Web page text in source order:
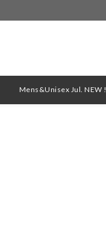
Mens&Unisex Jul. NEW !